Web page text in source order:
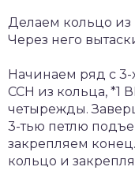
Делаем кольцо из
Через него
Начинаем ряд с
ССН из кольца, *1
четырежды.
3-тью петлю
закрепляем
кольцо и